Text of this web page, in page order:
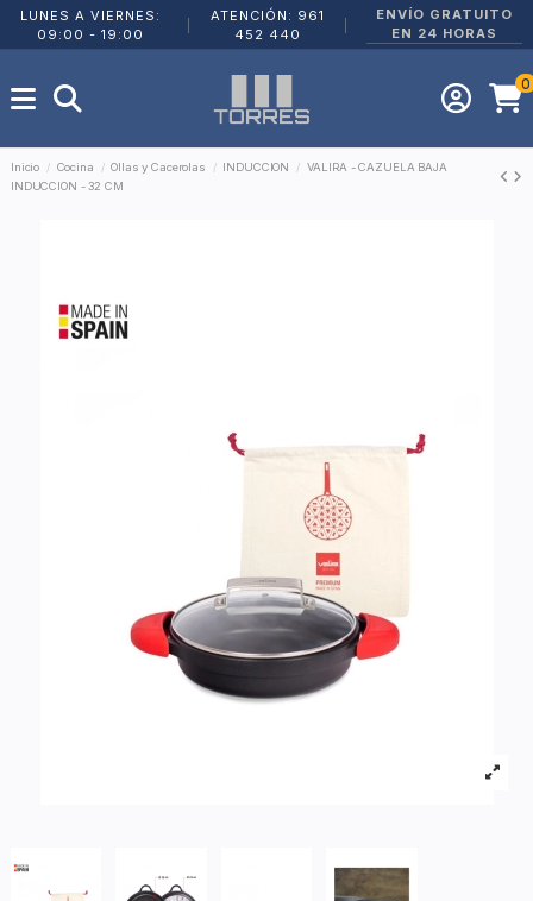
LUNES A VIERNES:
09:00 - 19:00
ATENCIÓN: 961
452 440
ENVÍO GRATUITO
EN 24 HORAS
0
Inicio Cocina Ollas y Cacerolas INDUCCION
VALIRA - CAZUELA BAJA
INDUCCION - 32 CM